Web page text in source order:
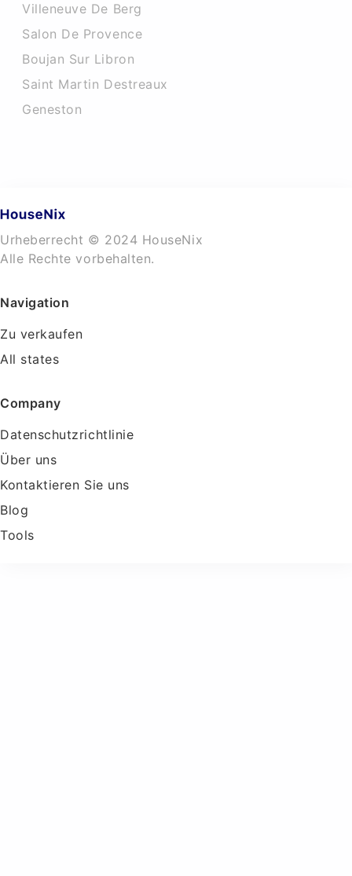
Villeneuve De Berg
Salon De Provence
Boujan Sur Libron
Saint Martin Destreaux
Geneston
Urheberrecht © 2024 HouseNix
Alle Rechte vorbehalten.
Navigation
Zu verkaufen
All states
Company
Datenschutzrichtlinie
Über uns
Kontaktieren Sie uns
Blog
Tools